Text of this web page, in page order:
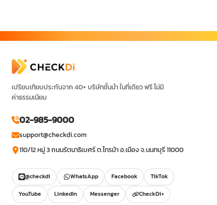
เปรียบเทียบประกันจาก 40+ บริษัทชั้นนำ ในที่เดียว ฟรี ไม่มี
ค่าธรรมเนียม
02-985-9000
support@checkdi.com
110/12 หมู่ 3 ถนนรัตนาธิเบศร์ ต.ไทรม้า อ.เมือง จ.นนทบุรี 11000
@checkdi WhatsApp Facebook
TikTok
YouTube
LinkedIn Messenger CheckDi+